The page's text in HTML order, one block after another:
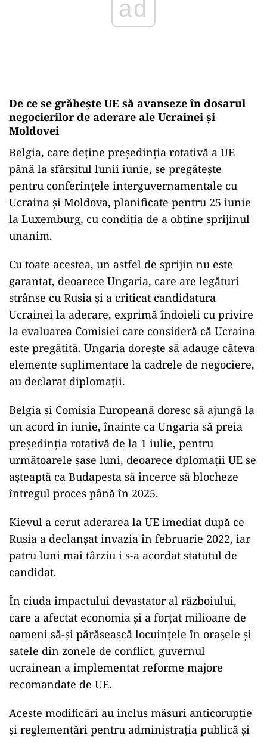
De ce se grăbește UE să avanseze în dosarul
negocierilor de aderare ale Ucrainei și
Moldovei
Belgia, care deține președinția rotativă a UE
până la sfârșitul lunii iunie, se pregătește
pentru conferințele interguvernamentale cu
Ucraina și Moldova, planificate pentru 25 iunie
la Luxemburg, cu condiția de a obține sprijinul
unanim.
Cu toate acestea, un astfel de sprijin nu este
garantat, deoarece Ungaria, care are legături
strânse cu Rusia și a criticat candidatura
Ucrainei la aderare, exprimă îndoieli cu privire
la evaluarea Comisiei care consideră că Ucraina
este pregătită. Ungaria dorește să adauge câteva
elemente suplimentare la cadrele de negociere,
au declarat diplomații.
Belgia și Comisia Europeană doresc să ajungă la
un acord în iunie, înainte ca Ungaria să preia
președinția rotativă de la 1 iulie, pentru
următoarele șase luni, deoarece dplomații UE se
așteaptă ca Budapesta să încerce să blocheze
întregul proces până în 2025.
Kievul a cerut aderarea la UE imediat după ce
Rusia a declanșat invazia în februarie 2022, iar
patru luni mai târziu i s-a acordat statutul de
candidat.
În ciuda impactului devastator al războiului,
care a afectat economia și a forțat milioane de
oameni să-și părăsească locuințele în orașele și
satele din zonele de conflict, guvernul
ucrainean a implementat reforme majore
recomandate de UE.
Aceste modificări au inclus măsuri anticorupție
și reglementări pentru administrația publică și